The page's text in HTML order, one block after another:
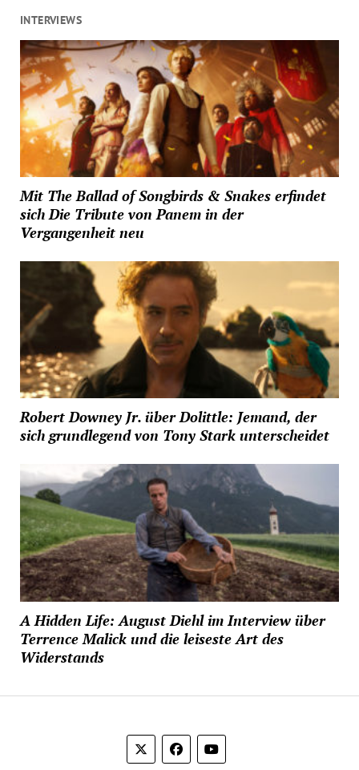
INTERVIEWS
Mit The Ballad of Songbirds & Snakes erfindet
sich Die Tribute von Panem in der
Vergangenheit neu
Robert Downey Jr. über Dolittle: Jemand, der
sich grundlegend von Tony Stark unterscheidet
A Hidden Life: August Diehl im Interview über
Terrence Malick und die leiseste Art des
Widerstands